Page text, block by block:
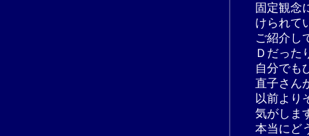
固定観念
けられて
ご紹介し
Ｄだっ
自分でも
直子さん
以前より
気がしま
本当にど